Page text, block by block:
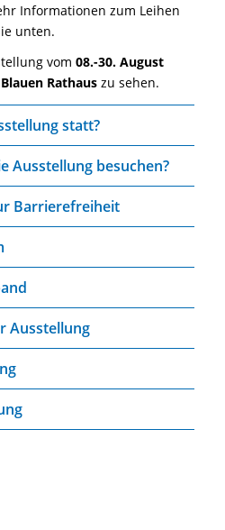
Informationen zum Leihen
unten.
vom 08.-30. August
Rathauszu sehen.
statt?
Ausstellung besuchen?
Barrierefreiheit
Ausstellung